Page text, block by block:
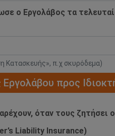
ο Εργολάβος τα
Κατασκευής», π.χ σκυρόδεμα)
προς
όταν τους ζητήσει
Liability Insurance)